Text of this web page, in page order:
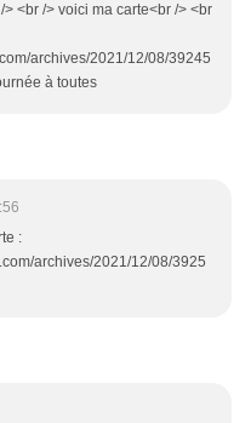
<br /> voici ma carte<br /> <br
archives/2021/12/08/39245
à toutes
:
archives/2021/12/08/3925